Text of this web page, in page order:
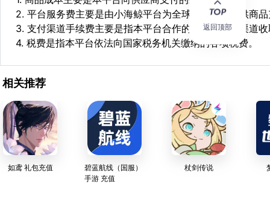
2. 平台服务费主要是由小海鲸平台为全球华人用户提供商
3. 支付渠道手续费主要是指本平台合作的第三方支付渠道
4. 税费是指本平台依法向国家税务机关缴纳的各项税费。
相关推荐
如鸢 礼包充值
碧蓝航线（国服）
手游 充值
杖剑传说
返回顶部